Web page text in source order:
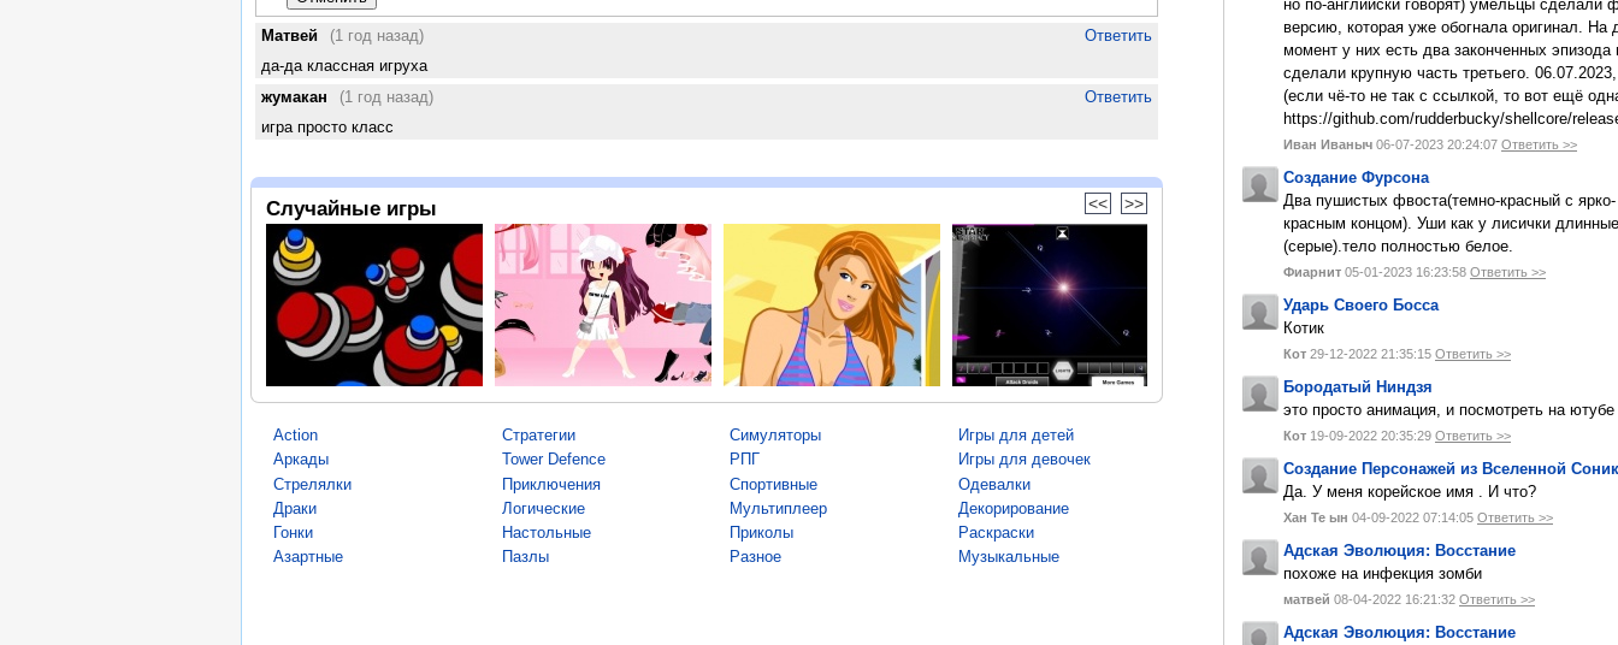
Матвей (1 год назад)
Ответить
да-да классная игруха
жумакан
(1 год назад)
Ответить
игра просто класс
Случайные игры << >>
Action
Аркады
Стрелялки
Драки
Гонки
Азартные
Стратегии
Tower Defence
Приключения
Логические
Настольные
Пазлы
Симуляторы
РПГ
Спортивные
Мультиплеер
Приколы
Разное
Игры для детей
Игры для девочек
Одевалки
Декорирование
Раскраски
Музыкальные
но по-английски говорят) умельцы сделали
версию, которая уже обогнала оригинал. На
момент у них есть два законченных эпизода
сделали крупную часть третьего.
(если чё-то не так с ссылкой, то вот ещё
https://github.com/rudderbucky/shellcore/
Иван Иваныч 06-07-2023 20:24:07 Ответить >>
Создание Фурсона
Два пушистых фвоста(темно-красный с ярко-
красным концом). Уши как у лисички длинные
(серые).тело полностью белое.
Фиарнит 05-01-2023 16:23:58 Ответить >>
Ударь Своего Босса
Котик
Кот 29-12-2022 21:35:15 Ответить >>
Бородатый Ниндзя
это просто анимация, и посмотреть на
Кот 19-09-2022 20:35:29 Ответить >>
Создание Персонажей из Вселенной
Да. У меня корейское имя . И что?
Хан Те ын 04-09-2022 07:14:05 Ответить >>
Адская Эволюция: Восстание
похоже на инфекция зомби
матвей 08-04-2022 16:21:32 Ответить >>
Адская Эволюция: Восстание